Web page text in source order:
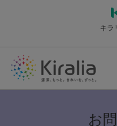
キラ
お